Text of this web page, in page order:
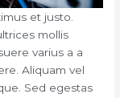
et justo.
mollis
varius a a
Aliquam vel
Sed egestas